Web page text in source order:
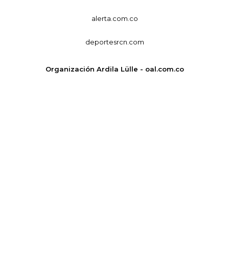
alerta.com.co
deportesrcn.com
Organización Ardila Lülle - oal.com.co